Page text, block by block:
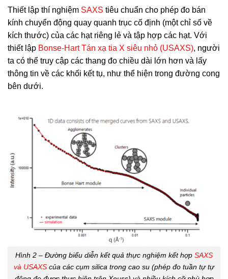
Thiết lập thí nghiệm SAXS tiêu chuẩn cho phép đo bán
kính chuyển động quay quanh trục cố định (một chỉ số về
kích thước) của các hạt riêng lẻ và tập hợp các hạt. Với
thiết lập Bonse-Hart Tán xạ tia X siêu nhỏ (USAXS), người
ta có thể truy cập các thang đo chiều dài lớn hơn và lấy
thông tin về các khối kết tụ, như thể hiện trong đường cong
bên dưới.
Hình 2 – Đường biểu diễn kết quả thực nghiệm kết hợp SAXS
và USAXS của các cụm silica trong cao su (phép đo tuần tự tự